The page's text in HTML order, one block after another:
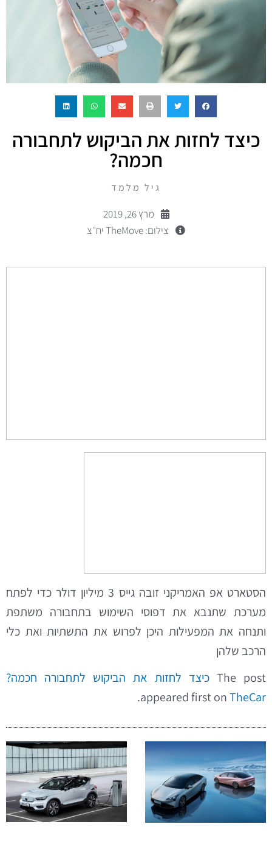
כיצד לחזות את הביקוש לתחבורה
חכמה?
גיל מלמד
מרץ 26, 2019
צילום: TheMove יח״צ
הסטארט אפ האמריקני זובה גייס 3 מיליון דולר כדי לפתח
מערכת שתנבא את דפוסי השימוש בתחבורה משתפת
ותנחה את המפעילות היכן לפרוש את התשתיות ואת כלי
הרכב שלהן
The post כיצד לחזות את הביקוש לתחבורה חכמה?
appeared first onTheCar
.